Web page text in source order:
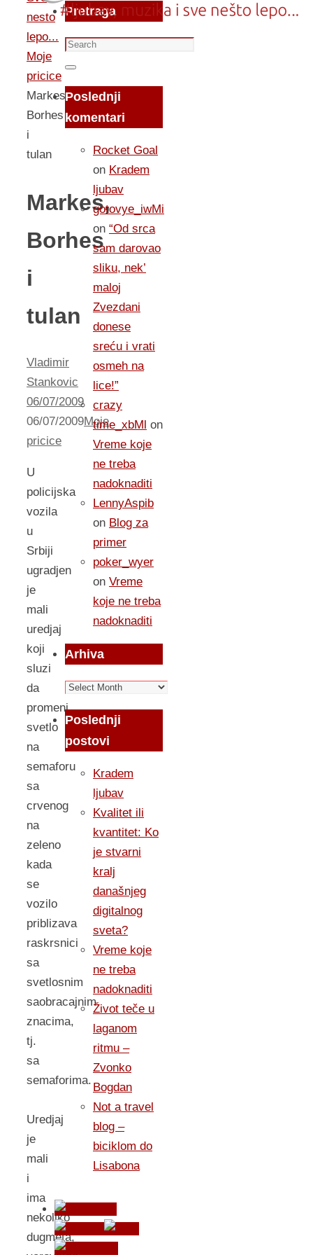
nesto
lepo...
Moje
pricice
Markes,
Borhes
i
tulan
Markes,
Borhes
i
tulan
Vladimir
Stankovic
06/07/2009
06/07/2009Moje
pricice
U
policijska
vozila
u
Srbiji
ugradjen
je
mali
uredjaj
koji
sluzi
da
promeni
svetlo
na
semaforu
sa
crvenog
na
zeleno
kada
se
vozilo
priblizava
raskrsnici
sa
svetlosnim
saobracajnim
znacima,
tj.
sa
semaforima.
Uredjaj
je
mali
i
ima
nekoliko
dugmeta,
Pretraga
Search
for:
Search
Poslednji
komentari
Rocket Goal
on Kradem
ljubav
gotovye_iwMi
on “Od srca
sam darovao
sliku, nek’
maloj
Zvezdani
donese
sreću i vrati
osmeh na
lice!”
crazy
time_xbMl on
Vreme koje
ne treba
nadoknaditi
LennyAspib
on Blog za
primer
poker_wyer
on Vreme
koje ne treba
nadoknaditi
Arhiva
Arhiva
Poslednji
postovi
Kradem
ljubav
Kvalitet ili
kvantitet: Ko
je stvarni
kralj
današnjeg
digitalnog
sveta?
Vreme koje
ne treba
nadoknaditi
Život teče u
laganom
ritmu –
Zvonko
Bogdan
Not a travel
blog –
biciklom do
Lisabona